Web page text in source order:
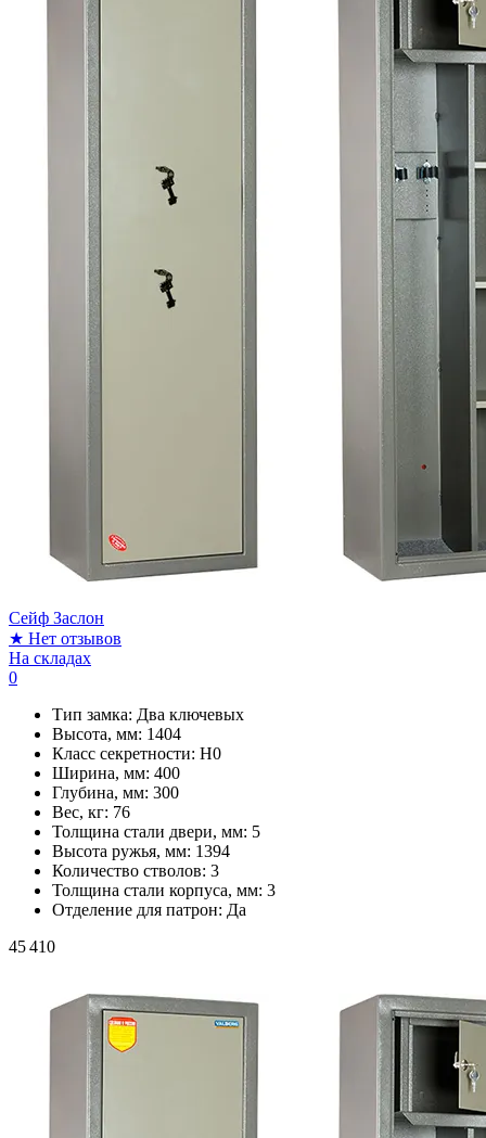
Сейф Заслон
★ Нет отзывов
На складах
0
Тип замка: Два ключевых
Высота, мм: 1404
Класс секретности: H0
Ширина, мм: 400
Глубина, мм: 300
Вес, кг: 76
Толщина стали двери, мм: 5
Высота ружья, мм: 1394
Количество стволов: 3
Толщина стали корпуса, мм: 3
Отделение для патрон: Да
45 410